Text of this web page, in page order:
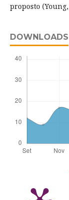
proposto (Young,
DOWNLOADS